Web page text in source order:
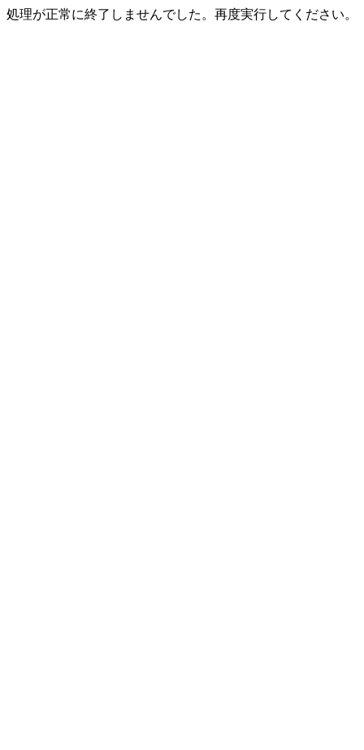
処理が正常に終了しませんでした。再度実行してください。